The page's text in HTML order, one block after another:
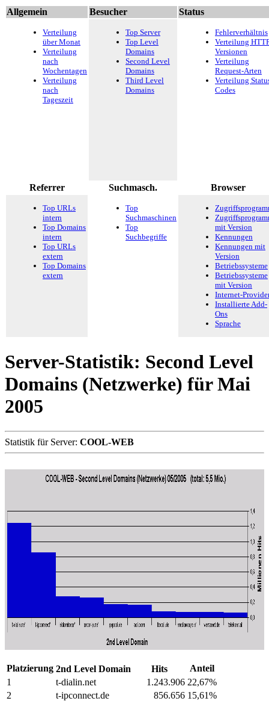
Allgemein Besucher Status
Verteilung
über Monat
Verteilung
nach
Wochentagen
Verteilung
nach
Tageszeit
Top Server
Top Level
Domains
Second Level
Domains
Third Level
Domains
Fehlerverhältnis
Verteilung
Versionen
Verteilung
Request-Arten
Verteilung
Codes
Referrer Suchmasch. Browser
Top URLs
intern
Top Domains
intern
Top URLs
extern
Top Domains
extern
Top
Suchmaschinen
Top
Suchbegriffe
mit Version
Kennungen
Kennungen mit
Version
Betriebssysteme
Betriebssysteme
mit Version
Internet-
Installierte Add-
Ons
Sprache
Server-Statistik: Second Level
Domains (Netzwerke) für Mai
2005
Statistik für Server: COOL-WEB
Platzierung 2nd Level Domain Hits
Anteil
1
t-dialin.net 1.243.906 22,67%
2
t-ipconnect.de 856.656 15,61%